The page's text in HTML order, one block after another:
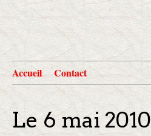
Accueil Contact
Le 6 mai 2010